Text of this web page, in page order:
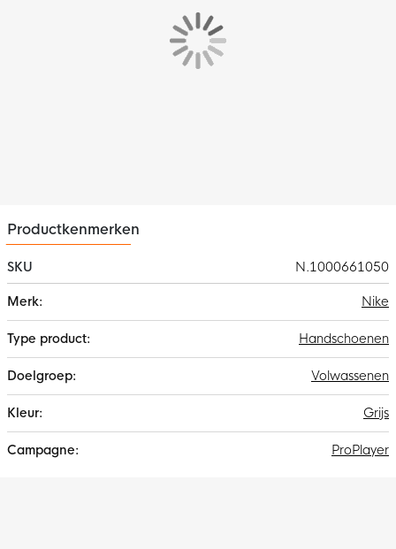
Productkenmerken
SKU
N.1000661050
informatie
Nike
Handschoenen
Volwassenen
Grijs
ProPlayer